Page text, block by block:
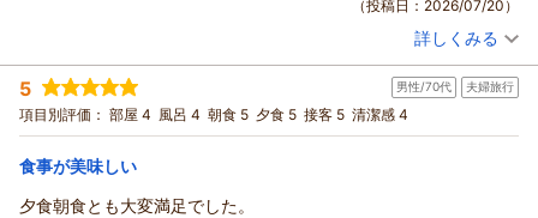
（投稿日：2026/07/20）
投稿者： ジャッキーさん(男性/70代)
宿泊プラン： 【近江の華が咲く♪】素材の味にこだわる◇認定近江牛会席◇
贅沢プラン！◆お濃の美（よい）◆
和洋室 朝・夕
宿泊価格帯： 30,001円以上(大人一人あたり/税込)
詳しくみる
5 男性/70代 夫婦旅行
項目別評価： 部屋 4 風呂 4 朝食 5 夕食 5 接客 5 清潔感 4
食事が美味しい
夕食朝食とも大変満足でした。